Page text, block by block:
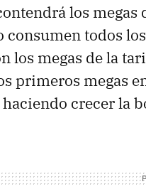
los megas
todos
los megas de la
primeros megas
crecer la